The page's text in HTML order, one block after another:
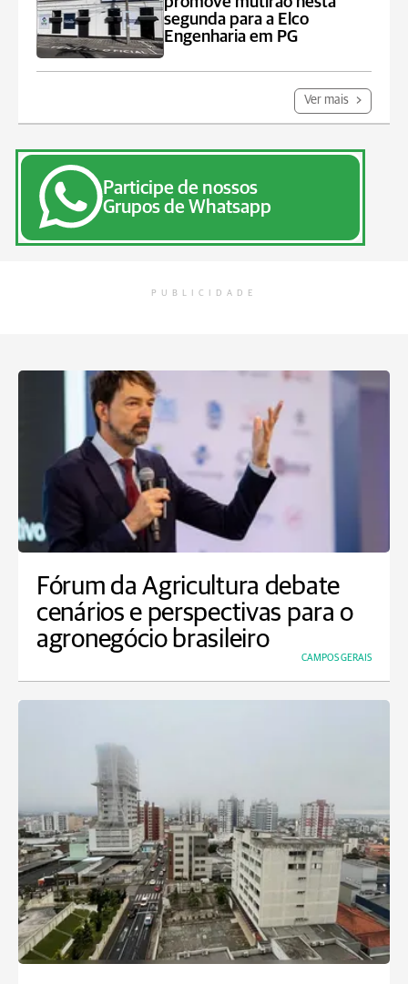
segunda para a Elco
Engenharia em PG
Ver mais
Participe de nossos
Grupos de Whatsapp
PUBLICIDADE
Fórum da Agricultura debate
cenários e perspectivas para o
agronegócio brasileiro
CAMPOS GERAIS